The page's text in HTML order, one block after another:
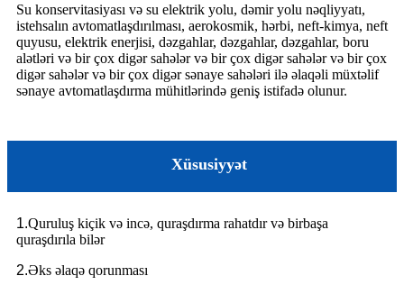
Su konservitasiyası və su elektrik yolu, dəmir yolu nəqliyyatı,
istehsalın avtomatlaşdırılması, aerokosmik, hərbi, neft-kimya, neft
quyusu, elektrik enerjisi, dəzgahlar, dəzgahlar, dəzgahlar, boru
alətləri və bir çox digər sahələr və bir çox digər sahələr və bir çox
digər sahələr və bir çox digər sənaye sahələri ilə əlaqəli müxtəlif
sənaye avtomatlaşdırma mühitlərində geniş istifadə olunur.
Xüsusiyyət
1.Quruluş kiçik və incə, quraşdırma rahatdır və birbaşa
quraşdırıla bilər
2.Əks əlaqə qorunması